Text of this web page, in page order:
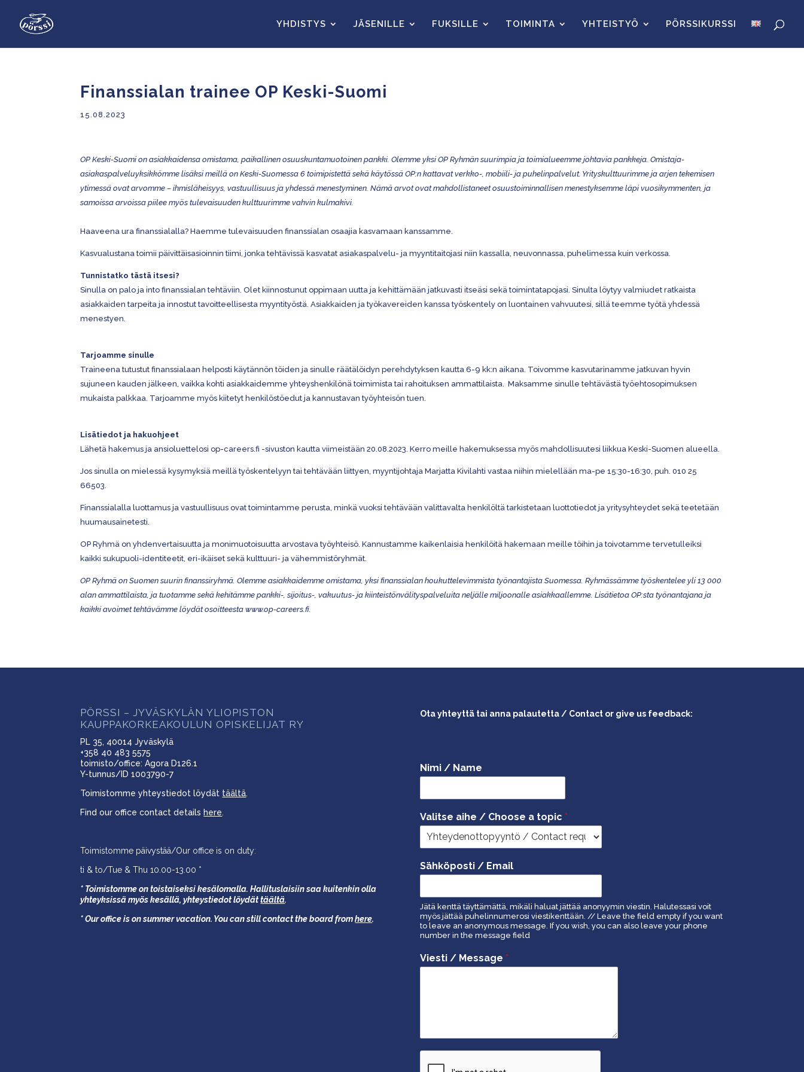
YHDISTYS JÄSENILLE FUKSILLE TOIMINTA YHTEISTYÖ PÖRSSIKURSSI
Finanssialan trainee OP Keski-Suomi
15.08.2023
OP Keski-Suomi on asiakkaidensa omistama, paikallinen osuuskuntamuotoinen pankki. Olemme yksi OP Ryhmän suurimpia ja toimialueemme johtavia pankkeja. Omistaja-
asiakaspalveluyksikkömme lisäksi meillä on Keski-Suomessa 6 toimipistettä sekä käytössä OP:n kattavat verkko-, mobiili- ja puhelinpalvelut. Yrityskulttuurimme ja arjen tekemisen
ytimessä ovat arvomme – ihmisläheisyys, vastuullisuus ja yhdessä menestyminen. Nämä arvot ovat mahdollistaneet osuustoiminnallisen menestyksemme läpi vuosikymmenten, ja
samoissa arvoissa piilee myös tulevaisuuden kulttuurimme vahvin kulmakivi.
Haaveena ura finanssialalla? Haemme tulevaisuuden finanssialan osaajia kasvamaan kanssamme.
Kasvualustana toimii päivittäisasioinnin tiimi, jonka tehtävissä kasvatat asiakaspalvelu- ja myyntitaitojasi niin kassalla, neuvonnassa, puhelimessa kuin verkossa.
Tunnistatko tästä itsesi?
Sinulla on palo ja into finanssialan tehtäviin. Olet kiinnostunut oppimaan uutta ja kehittämään jatkuvasti itseäsi sekä toimintatapojasi. Sinulta löytyy valmiudet ratkaista
asiakkaiden tarpeita ja innostut tavoitteellisesta myyntityöstä. Asiakkaiden ja työkavereiden kanssa työskentely on luontainen vahvuutesi, sillä teemme työtä yhdessä
menestyen.
Tarjoamme sinulle
Traineena tutustut finanssialaan helposti käytännön töiden ja sinulle räätälöidyn perehdytyksen kautta 6-9 kk:n aikana. Toivomme kasvutarinamme jatkuvan hyvin
sujuneen kauden jälkeen, vaikka kohti asiakkaidemme yhteyshenkilönä toimimista tai rahoituksen ammattilaista. Maksamme sinulle tehtävästä työehtosopimuksen
mukaista palkkaa. Tarjoamme myös kiitetyt henkilöstöedut ja kannustavan työyhteisön tuen.
Lisätiedot ja hakuohjeet
Lähetä hakemus ja ansioluettelosi op-careers.fi -sivuston kautta viimeistään 20.08.2023. Kerro meille hakemuksessa myös mahdollisuutesi liikkua Keski-Suomen alueella.
Jos sinulla on mielessä kysymyksiä meillä työskentelyyn tai tehtävään liittyen, myyntijohtaja Marjatta Kivilahti vastaa niihin mielellään ma-pe 15:30-16:30, puh. 010 25
66503.
Finanssialalla luottamus ja vastuullisuus ovat toimintamme perusta, minkä vuoksi tehtävään valittavalta henkilöltä tarkistetaan luottotiedot ja yritysyhteydet sekä teetetään
huumausainetesti.
OP Ryhmä on yhdenvertaisuutta ja monimuotoisuutta arvostava työyhteisö. Kannustamme kaikenlaisia henkilöitä hakemaan meille töihin ja toivotamme tervetulleiksi
kaikki sukupuoli-identiteetit, eri-ikäiset sekä kulttuuri- ja vähemmistöryhmät.
OP Ryhmä on Suomen suurin finanssiryhmä. Olemme asiakkaidemme omistama, yksi finanssialan houkuttelevimmista työnantajista Suomessa. Ryhmässämme työskentelee yli 13 000
alan ammattilaista, ja tuotamme sekä kehitämme pankki-, sijoitus-, vakuutus- ja kiinteistönvälityspalveluita neljälle miljoonalle asiakkaallemme. Lisätietoa OP:sta työnantajana ja
kaikki avoimet tehtävämme löydät osoitteesta www.op-careers.fi.
PÖRSSI – JYVÄSKYLÄN YLIOPISTON
KAUPPAKORKEAKOULUN OPISKELIJAT RY
PL 35, 40014 Jyväskylä
+358 40 483 5575
toimisto/office: Agora D126.1
Y-tunnus/ID 1003790-7
Toimistomme yhteystiedot löydät täältä.
Find our office contact detailshere.
Toimistomme päivystää/Our office is on duty:
ti & to/Tue & Thu 10.00-13.00 *
* Toimistomme on toistaiseksi kesälomalla. Hallituslaisiin saa kuitenkin olla
yhteyksissä myös kesällä,yhteystiedot löydättäältä.
* Our office is on summer vacation. You can still contact the board fromhere.
Ota yhteyttä tai anna palautetta / Contact or give us feedback:
Nimi / Name
Valitse aihe / Choose a topic *
Sähköposti / Email
Jätä kenttä täyttämättä, mikäli haluat jättää anonyymin viestin. Halutessasi voit
myös jättää puhelinnumerosi viestikenttään. // Leave the field empty if you want
to leave an anonymous message. If you wish, you can also leave your phone
number in the message field
Viesti / Message *